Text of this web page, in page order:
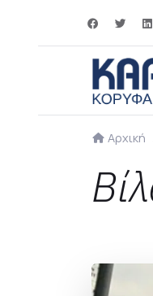
Αρχική